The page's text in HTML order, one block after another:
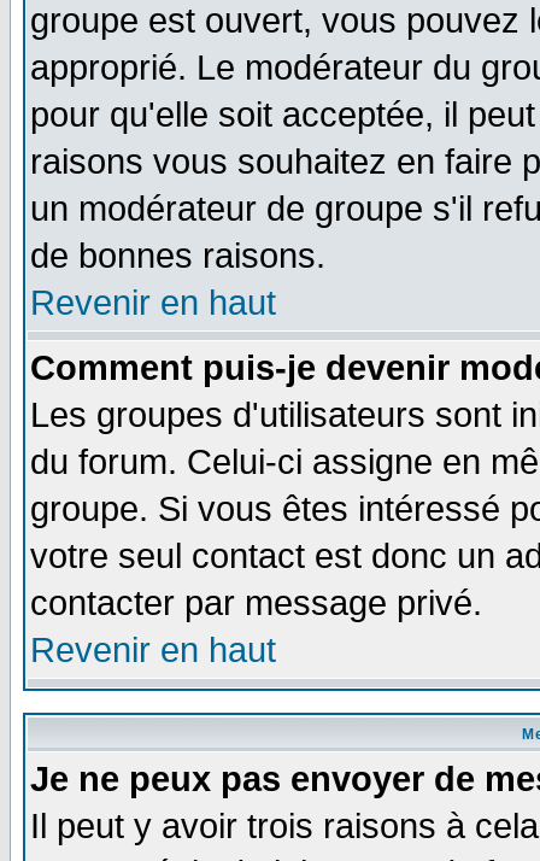
groupe est ouvert, vous pouvez
approprié. Le modérateur du
pour qu'elle soit acceptée, il
raisons vous souhaitez en faire
un modérateur de groupe s'il
de bonnes raisons.
Revenir en haut
Comment puis-je devenir
Les groupes d'utilisateurs sont
du forum. Celui-ci assigne en
groupe. Si vous êtes intéressé
votre seul contact est donc un
contacter par message privé.
Revenir en haut
Je ne peux pas envoyer de
Il peut y avoir trois raisons à